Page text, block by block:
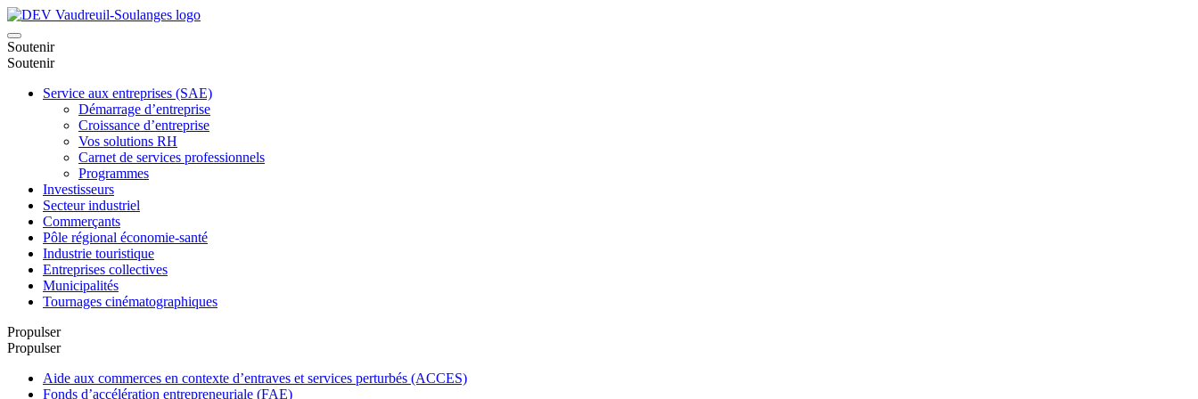
Soutenir
Soutenir
Service aux entreprises (SAE)
Démarrage d’entreprise
Croissance d’entreprise
Vos solutions RH
Carnet de services professionnels
Programmes
Investisseurs
Secteur industriel
Commerçants
Pôle régional économie-santé
Industrie touristique
Entreprises collectives
Municipalités
Tournages cinématographiques
Propulser
Propulser
Aide aux commerces en contexte d’entraves et services perturbés (ACCES)
Fonds d’accélération entrepreneuriale (FAE)